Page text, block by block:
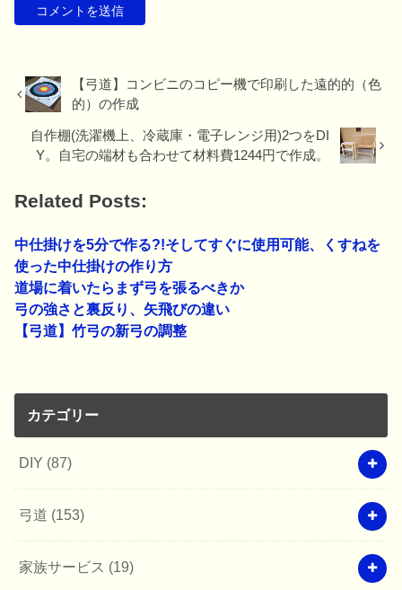
【弓道】コンビニのコピー機で印刷した遠的的（色
的）の作成
自作棚(洗濯機上、冷蔵庫・電子レンジ用)2つをDI
Y。自宅の端材も合わせて材料費1244円で作成。
Related Posts:
中仕掛けを5分で作る?!そしてすぐに使用可能、くすねを
使った中仕掛けの作り方
道場に着いたらまず弓を張るべきか
弓の強さと裏反り、矢飛びの違い
【弓道】竹弓の新弓の調整
カテゴリー
DIY (87)
弓道 (153)
家族サービス (19)